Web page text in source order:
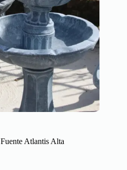
Fuente Atlantis Alta